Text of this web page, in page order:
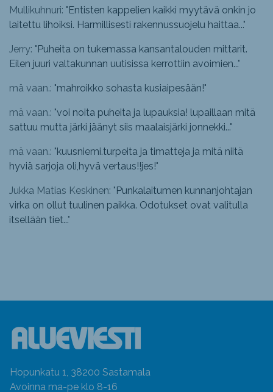
Mullikuhnuri: "Entisten kappelien kaikki myytävä onkin jo
laitettu lihoiksi. Harmillisesti rakennussuojelu haittaa..."
Jerry: "Puheita on tukemassa kansantalouden mittarit.
Eilen juuri valtakunnan uutisissa kerrottiin avoimien..."
mä vaan.: "mahroikko sohasta kusiaipesään!"
mä vaan.: "voi noita puheita ja lupauksia! lupaillaan mitä
sattuu mutta järki jäänyt siis maalaisjärki jonnekki..."
mä vaan.: "kuusniemi.turpeita ja timatteja ja mitä niitä
hyviä sarjoja oli,hyvä vertaus!!jes!"
Jukka Matias Keskinen: "Punkalaitumen kunnanjohtajan
virka on ollut tuulinen paikka. Odotukset ovat valitulla
itsellään tiet..."
Hopunkatu 1, 38200 Sastamala
Avoinna ma-pe klo 8-16